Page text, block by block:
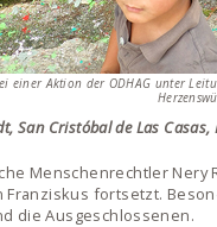
einer Aktion der ODHAG unter
San Cristóbal de Las Casas,
Menschenrechtler Nery
Franziskus fortsetzt.
die Ausgeschlossenen.